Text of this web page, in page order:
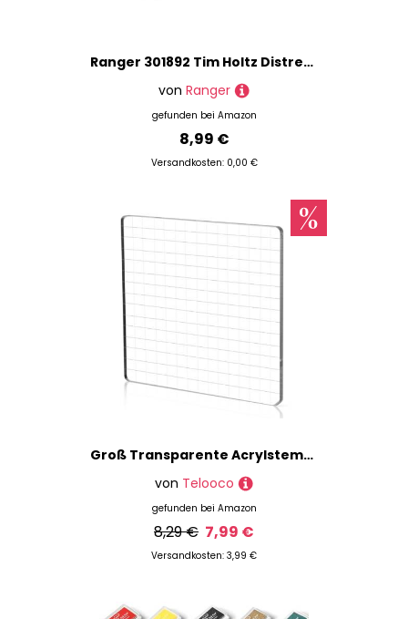
Ranger 301892 Tim Holtz Distress Ink Pad, Scattered Straw, 7.5 x 7.5 x 22 cm, Kunststoff
von Ranger
gefunden bei Amazon
8,99 €
Versandkosten: 0,00 €
Groß Transparente Acrylstempel 15x15 cm Acrylblock für Silikonstempel mit Gitterlinien Stempelplatte Acryl Stempelblock Clear Stamp Stempel Silikon Stempelblock für Scrapbooking Fotoalbum
von Telooco
gefunden bei Amazon
8,29 € 7,99 €
Versandkosten: 3,99 €